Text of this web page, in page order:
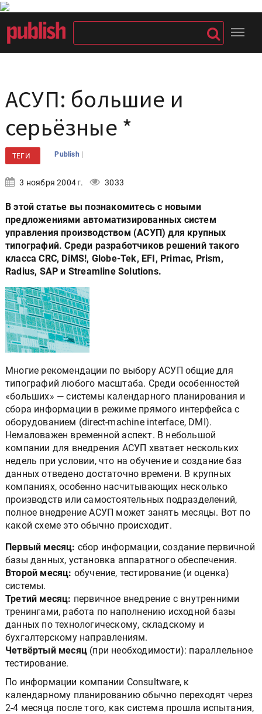
АСУП: большие и
серьёзные *
ТЕГИ Publish |
3 ноября 2004 г. 3033
В этой статье вы познакомитесь с новыми
предложениями автоматизированных систем
управления производством (АСУП) для крупных
типографий. Среди разработчиков решений такого
класса CRC, DiMS!, Globe-Tek, EFI, Primac, Prism,
Radius, SAP и Streamline Solutions.
Многие рекомендации по выбору АСУП общие для
типографий любого масштаба. Среди особенностей
«больших» — системы календарного планирования и
сбора информации в режиме прямого интерфейса с
оборудованием (direct-machine interface, DMI).
Немаловажен временной аспект. В небольшой
компании для внедрения АСУП хватает нескольких
недель при условии, что на обучение и создание баз
данных отведено достаточно времени. В крупных
компаниях, особенно насчитывающих несколько
производств или самостоятельных подразделений,
полное внедрение АСУП может занять месяцы. Вот по
какой схеме это обычно происходит.
Первый месяц: сбор информации, создание первичной
базы данных, установка аппаратного обеспечения.
Второй месяц: обучение, тестирование (и оценка)
системы.
Третий месяц: первичное внедрение с внутренними
тренингами, работа по наполнению исходной базы
данных по технологическому, складскому и
бухгалтерскому направлениям.
Четвёртый месяц (при необходимости): параллельное
тестирование.
По информации компании Consultware, к
календарному планированию обычно переходят через
2-4 месяца после того, как система прошла испытания,